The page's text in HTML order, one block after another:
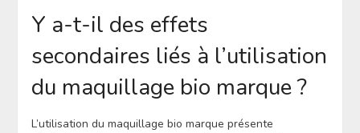
Y a-t-il des effets
secondaires liés à l’utilisation
du maquillage bio marque ?
L’utilisation du maquillage bio marque présente